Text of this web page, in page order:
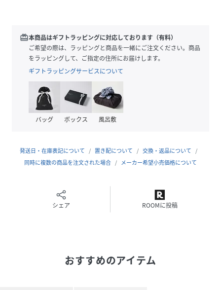
【スタイリングポイント】
・ワンピースやスカートにスニーカーと合わせて元気なスタ
イルに。
・寒い日に、ロングパンツの中に重ねてもOK。
※撮影時の光、お使いのモニター環境によって色の見え方が
違う場合がございます。
性別タイプ キッズ
国｜パープル（50）：中国
チャコール（06）：綿 75% ポリエステル 23%
ポリウレタン 2%｜キミドリ（34）：綿 75% ポ
110、120、140
redeem本商品はギフトラッピングに対応しております（有料）
ご希望の際は、ラッピングと商品を一緒にご注文ください。商品
をラッピングして、ご指定の住所にお届けします。
ギフトラッピングサービスについて
バッグ ボックス 風呂敷
発送日・在庫表記について 置き配について
交換・返品について
同時に複数の商品を注文された場合
メーカー希望小売価格について
シェア ROOMに投稿
おすすめのアイテム